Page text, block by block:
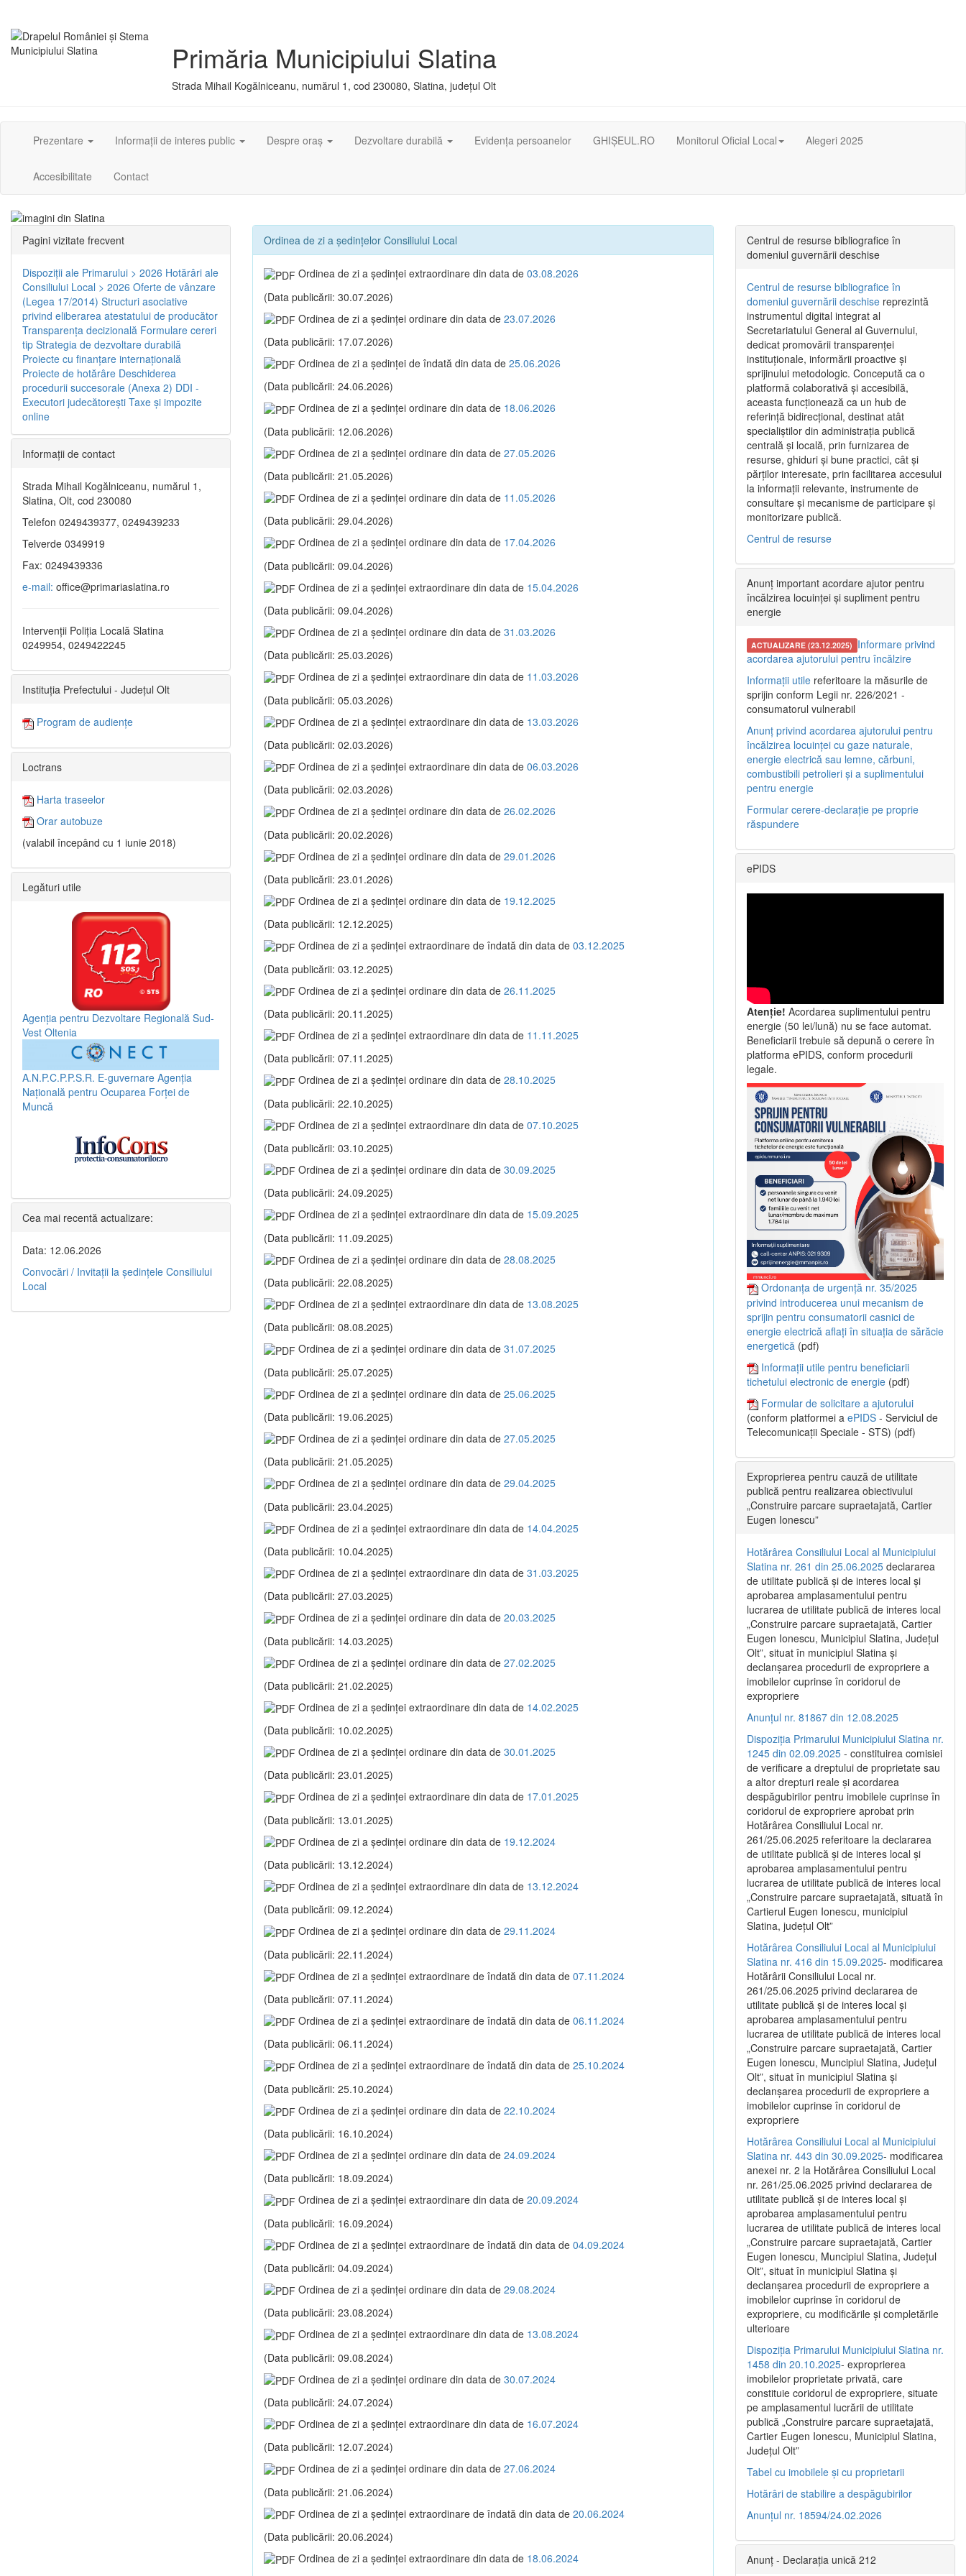
Primăria Municipiului Slatina
Strada Mihail Kogălniceanu, numărul 1, cod 230080, Slatina, județul Olt
Prezentare Informații de interes public Despre oraș Dezvoltare durabilă Evidența persoanelor GHIȘEUL.RO Monitorul Oficial Local Alegeri 2025
Accesibilitate Contact
Ordinea de zi a ședințelor Consiliului Local
Ordinea de zi a şedinţei extraordinare din data de 03.08.2026
(Data publicării: 30.07.2026)
Ordinea de zi a şedinţei ordinare din data de 23.07.2026
(Data publicării: 17.07.2026)
Ordinea de zi a şedinţei de îndată din data de 25.06.2026
(Data publicării: 24.06.2026)
Ordinea de zi a şedinţei ordinare din data de 18.06.2026
(Data publicării: 12.06.2026)
Ordinea de zi a şedinţei ordinare din data de 27.05.2026
(Data publicării: 21.05.2026)
Ordinea de zi a şedinţei ordinare din data de 11.05.2026
(Data publicării: 29.04.2026)
Ordinea de zi a şedinţei ordinare din data de 17.04.2026
(Data publicării: 09.04.2026)
Ordinea de zi a şedinţei extraordinare din data de 15.04.2026
(Data publicării: 09.04.2026)
Ordinea de zi a şedinţei ordinare din data de 31.03.2026
(Data publicării: 25.03.2026)
Ordinea de zi a şedinţei extraordinare din data de 11.03.2026
(Data publicării: 05.03.2026)
Ordinea de zi a şedinţei extraordinare din data de 13.03.2026
(Data publicării: 02.03.2026)
Ordinea de zi a şedinţei extraordinare din data de 06.03.2026
(Data publicării: 02.03.2026)
Ordinea de zi a şedinţei ordinare din data de 26.02.2026
(Data publicării: 20.02.2026)
Ordinea de zi a şedinţei ordinare din data de 29.01.2026
(Data publicării: 23.01.2026)
Ordinea de zi a şedinţei ordinare din data de 19.12.2025
(Data publicării: 12.12.2025)
Ordinea de zi a şedinţei extraordinare de îndată din data de 03.12.2025
(Data publicării: 03.12.2025)
Ordinea de zi a şedinţei ordinare din data de 26.11.2025
(Data publicării: 20.11.2025)
Ordinea de zi a şedinţei extraordinare din data de 11.11.2025
(Data publicării: 07.11.2025)
Ordinea de zi a şedinţei ordinare din data de 28.10.2025
(Data publicării: 22.10.2025)
Ordinea de zi a şedinţei extraordinare din data de 07.10.2025
(Data publicării: 03.10.2025)
Ordinea de zi a şedinţei ordinare din data de 30.09.2025
(Data publicării: 24.09.2025)
Ordinea de zi a şedinţei extraordinare din data de 15.09.2025
(Data publicării: 11.09.2025)
Ordinea de zi a şedinţei ordinare din data de 28.08.2025
(Data publicării: 22.08.2025)
Ordinea de zi a şedinţei extraordinare din data de 13.08.2025
(Data publicării: 08.08.2025)
Ordinea de zi a şedinţei ordinare din data de 31.07.2025
(Data publicării: 25.07.2025)
Ordinea de zi a şedinţei ordinare din data de 25.06.2025
(Data publicării: 19.06.2025)
Ordinea de zi a şedinţei ordinare din data de 27.05.2025
(Data publicării: 21.05.2025)
Ordinea de zi a şedinţei ordinare din data de 29.04.2025
(Data publicării: 23.04.2025)
Ordinea de zi a şedinţei extraordinare din data de 14.04.2025
(Data publicării: 10.04.2025)
Ordinea de zi a şedinţei extraordinare din data de 31.03.2025
(Data publicării: 27.03.2025)
Ordinea de zi a şedinţei ordinare din data de 20.03.2025
(Data publicării: 14.03.2025)
Ordinea de zi a şedinţei ordinare din data de 27.02.2025
(Data publicării: 21.02.2025)
Ordinea de zi a şedinţei extraordinare din data de 14.02.2025
(Data publicării: 10.02.2025)
Ordinea de zi a şedinţei ordinare din data de 30.01.2025
(Data publicării: 23.01.2025)
Ordinea de zi a şedinţei extraordinare din data de 17.01.2025
(Data publicării: 13.01.2025)
Ordinea de zi a şedinţei ordinare din data de 19.12.2024
(Data publicării: 13.12.2024)
Ordinea de zi a şedinţei extraordinare din data de 13.12.2024
(Data publicării: 09.12.2024)
Ordinea de zi a şedinţei ordinare din data de 29.11.2024
(Data publicării: 22.11.2024)
Ordinea de zi a şedinţei extraordinare de îndată din data de 07.11.2024
(Data publicării: 07.11.2024)
Ordinea de zi a şedinţei extraordinare de îndată din data de 06.11.2024
(Data publicării: 06.11.2024)
Ordinea de zi a şedinţei extraordinare de îndată din data de 25.10.2024
(Data publicării: 25.10.2024)
Ordinea de zi a şedinţei ordinare din data de 22.10.2024
(Data publicării: 16.10.2024)
Ordinea de zi a şedinţei ordinare din data de 24.09.2024
(Data publicării: 18.09.2024)
Ordinea de zi a şedinţei extraordinare din data de 20.09.2024
(Data publicării: 16.09.2024)
Ordinea de zi a şedinţei extraordinare de îndată din data de 04.09.2024
(Data publicării: 04.09.2024)
Ordinea de zi a şedinţei ordinare din data de 29.08.2024
(Data publicării: 23.08.2024)
Ordinea de zi a şedinţei extraordinare din data de 13.08.2024
(Data publicării: 09.08.2024)
Ordinea de zi a şedinţei ordinare din data de 30.07.2024
(Data publicării: 24.07.2024)
Ordinea de zi a şedinţei extraordinare din data de 16.07.2024
(Data publicării: 12.07.2024)
Ordinea de zi a şedinţei ordinare din data de 27.06.2024
(Data publicării: 21.06.2024)
Ordinea de zi a şedinţei extraordinare de îndată din data de 20.06.2024
(Data publicării: 20.06.2024)
Ordinea de zi a şedinţei extraordinare din data de 18.06.2024
Pagini vizitate frecvent
Dispoziţii ale Primarului > 2026 Hotărâri ale
Consiliului Local > 2026 Oferte de vânzare
(Legea 17/2014) Structuri asociative
privind eliberarea atestatului de producător
Transparenţa decizională Formulare cereri
tip Strategia de dezvoltare durabilă
Proiecte cu finanţare internaţională
Proiecte de hotărâre Deschiderea
procedurii succesorale (Anexa 2) DDI -
Executori judecătorești Taxe şi impozite
online
Informaţii de contact
Strada Mihail Kogălniceanu, numărul 1,
Slatina, Olt, cod 230080
Telefon 0249439377, 0249439233
Telverde 0349919
Fax: 0249439336
e-mail: office@primariaslatina.ro
Intervenții Poliția Locală Slatina
0249954, 0249422245
Instituția Prefectului - Județul Olt
Program de audiențe
Loctrans
Harta traseelor
Orar autobuze
(valabil începând cu 1 iunie 2018)
Legături utile
Agenția pentru Dezvoltare Regională Sud-
Vest Oltenia
A.N.P.C.P.P.S.R. E-guvernare Agenția
Națională pentru Ocuparea Forței de
Muncă
Cea mai recentă actualizare:
Data: 12.06.2026
Convocări / Invitaţii la şedinţele Consiliului
Local
Centrul de resurse bibliografice în
domeniul guvernării deschise
Centrul de resurse bibliografice în
domeniul guvernării deschise reprezintă
instrumentul digital integrat al
Secretariatului General al Guvernului,
dedicat promovării transparenței
instituționale, informării proactive și
sprijinului metodologic. Concepută ca o
platformă colaborativă și accesibilă,
aceasta funcționează ca un hub de
referință bidirecțional, destinat atât
specialiștilor din administrația publică
centrală și locală, prin furnizarea de
resurse, ghiduri și bune practici, cât și
părților interesate, prin facilitarea accesului
la informații relevante, instrumente de
consultare și mecanisme de participare și
monitorizare publică.
Centrul de resurse
Anunț important acordare ajutor pentru
încălzirea locuinței și supliment pentru
energie
ACTUALIZARE (23.12.2025) Informare privind
acordarea ajutorului pentru încălzire
Informații utile referitoare la măsurile de
sprijin conform Legii nr. 226/2021 -
consumatorul vulnerabil
Anunț privind acordarea ajutorului pentru
încălzirea locuinței cu gaze naturale,
energie electrică sau lemne, cărbuni,
combustibili petrolieri și a suplimentului
pentru energie
Formular cerere-declarație pe proprie
răspundere
ePIDS
Atenție! Acordarea suplimentului pentru
energie (50 lei/lună) nu se face automat.
Beneficiarii trebuie să depună o cerere în
platforma ePIDS, conform procedurii
legale.
Ordonanța de urgență nr. 35/2025
privind introducerea unui mecanism de
sprijin pentru consumatorii casnici de
energie electrică aflați în situația de sărăcie
energetică (pdf)
Informații utile pentru beneficiarii
tichetului electronic de energie (pdf)
Formular de solicitare a ajutorului
(conform platformei a ePIDS - Serviciul de
Telecomunicații Speciale - STS) (pdf)
Exproprierea pentru cauză de utilitate
publică pentru realizarea obiectivului
„Construire parcare supraetajată, Cartier
Eugen Ionescu”
Hotărârea Consiliului Local al Municipiului
Slatina nr. 261 din 25.06.2025 declararea
de utilitate publică și de interes local și
aprobarea amplasamentului pentru
lucrarea de utilitate publică de interes local
„Construire parcare supraetajată, Cartier
Eugen Ionescu, Municipiul Slatina, Județul
Olt”, situat în municipiul Slatina și
declanșarea procedurii de expropriere a
imobilelor cuprinse în coridorul de
expropriere
Anunțul nr. 81867 din 12.08.2025
Dispoziția Primarului Municipiului Slatina nr.
1245 din 02.09.2025 - constituirea comisiei
de verificare a dreptului de proprietate sau
a altor drepturi reale și acordarea
despăgubirilor pentru imobilele cuprinse în
coridorul de expropriere aprobat prin
Hotărârea Consiliului Local nr.
261/25.06.2025 referitoare la declararea
de utilitate publică și de interes local și
aprobarea amplasamentului pentru
lucrarea de utilitate publică de interes local
„Construire parcare supraetajată, situată în
Cartierul Eugen Ionescu, municipiul
Slatina, județul Olt”
Hotărârea Consiliului Local al Municipiului
Slatina nr. 416 din 15.09.2025- modificarea
Hotărârii Consiliului Local nr.
261/25.06.2025 privind declararea de
utilitate publică și de interes local și
aprobarea amplasamentului pentru
lucrarea de utilitate publică de interes local
„Construire parcare supraetajată, Cartier
Eugen Ionescu, Muncipiul Slatina, Județul
Olt”, situat în municipiul Slatina și
declanșarea procedurii de expropriere a
imobilelor cuprinse în coridorul de
expropriere
Hotărârea Consiliului Local al Municipiului
Slatina nr. 443 din 30.09.2025- modificarea
anexei nr. 2 la Hotărârea Consiliului Local
nr. 261/25.06.2025 privind declararea de
utilitate publică şi de interes local şi
aprobarea amplasamentului pentru
lucrarea de utilitate publică de interes local
„Construire parcare supraetajată, Cartier
Eugen Ionescu, Muncipiul Slatina, Judeţul
Olt”, situat în municipiul Slatina şi
declanşarea procedurii de expropriere a
imobilelor cuprinse în coridorul de
expropriere, cu modificările şi completările
ulterioare
Dispoziția Primarului Municipiului Slatina nr.
1458 din 20.10.2025- exproprierea
imobilelor proprietate privată, care
constituie coridorul de expropriere, situate
pe amplasamentul lucrării de utilitate
publică „Construire parcare supraetajată,
Cartier Eugen Ionescu, Municipiul Slatina,
Județul Olt”
Tabel cu imobilele și cu proprietarii
Hotărâri de stabilire a despăgubirilor
Anunțul nr. 18594/24.02.2026
Anunț - Declarația unică 212